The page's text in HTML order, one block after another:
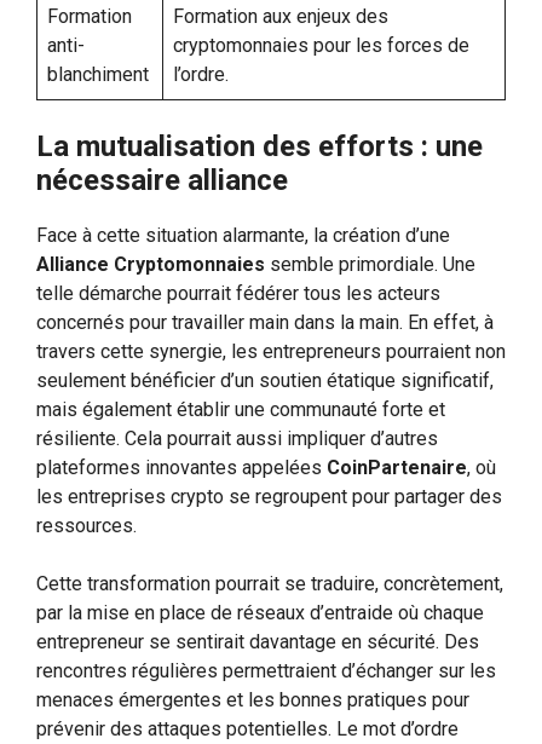
Formation
anti-
blanchiment
Formation aux enjeux des
cryptomonnaies pour les forces de
l’ordre.
La mutualisation des efforts : une
nécessaire alliance
Face à cette situation alarmante, la création d’une
Alliance Cryptomonnaies semble primordiale. Une
telle démarche pourrait fédérer tous les acteurs
concernés pour travailler main dans la main. En effet, à
travers cette synergie, les entrepreneurs pourraient non
seulement bénéficier d’un soutien étatique significatif,
mais également établir une communauté forte et
résiliente. Cela pourrait aussi impliquer d’autres
plateformes innovantes appelées CoinPartenaire, où
les entreprises crypto se regroupent pour partager des
ressources.
Cette transformation pourrait se traduire, concrètement,
par la mise en place de réseaux d’entraide où chaque
entrepreneur se sentirait davantage en sécurité. Des
rencontres régulières permettraient d’échanger sur les
menaces émergentes et les bonnes pratiques pour
prévenir des attaques potentielles. Le mot d’ordre